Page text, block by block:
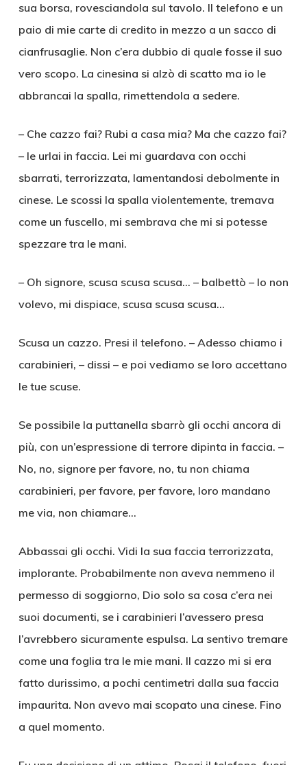
sua borsa, rovesciandola sul tavolo. Il telefono e un
paio di mie carte di credito in mezzo a un sacco di
cianfrusaglie. Non c’era dubbio di quale fosse il suo
vero scopo. La cinesina si alzò di scatto ma io le
abbrancai la spalla, rimettendola a sedere.
– Che cazzo fai? Rubi a casa mia? Ma che cazzo fai?
– le urlai in faccia. Lei mi guardava con occhi
sbarrati, terrorizzata, lamentandosi debolmente in
cinese. Le scossi la spalla violentemente, tremava
come un fuscello, mi sembrava che mi si potesse
spezzare tra le mani.
– Oh signore, scusa scusa scusa… – balbettò – Io non
volevo, mi dispiace, scusa scusa scusa…
Scusa un cazzo. Presi il telefono. – Adesso chiamo i
carabinieri, – dissi – e poi vediamo se loro accettano
le tue scuse.
Se possibile la puttanella sbarrò gli occhi ancora di
più, con un’espressione di terrore dipinta in faccia. –
No, no, signore per favore, no, tu non chiama
carabinieri, per favore, per favore, loro mandano
me via, non chiamare…
Abbassai gli occhi. Vidi la sua faccia terrorizzata,
implorante. Probabilmente non aveva nemmeno il
permesso di soggiorno, Dio solo sa cosa c’era nei
suoi documenti, se i carabinieri l’avessero presa
l’avrebbero sicuramente espulsa. La sentivo tremare
come una foglia tra le mie mani. Il cazzo mi si era
fatto durissimo, a pochi centimetri dalla sua faccia
impaurita. Non avevo mai scopato una cinese. Fino
a quel momento.